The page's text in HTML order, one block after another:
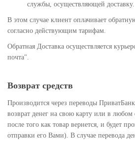
службы, осуществляющей доставку.
В этом случае клиент оплачивает
согласно действующим тарифам.
Обратная Доставка осуществляется
почта".
Возврат средств
Производится через переводы
возврат денег на свою карту или в
после того как товар вернется, и будет
отправки его Вами). В случае перевода